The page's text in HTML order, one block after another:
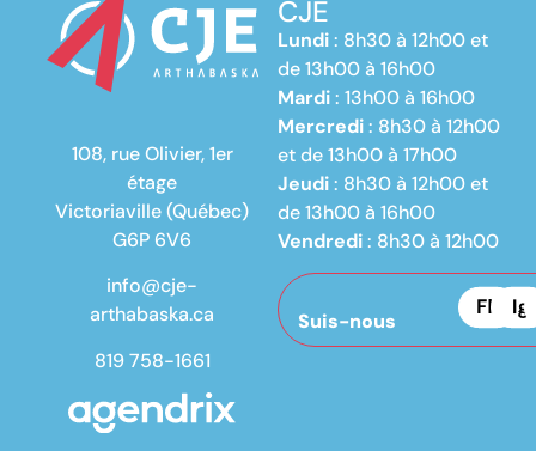
108, rue Olivier, 1er
étage
Victoriaville (Québec)
G6P 6V6
info@cje-
arthabaska.ca
819 758-1661
CJE
Lundi: 8h30 à 12h00 et
de 13h00 à 16h00
Mardi: 13h00 à 16h00
Mercredi: 8h30 à 12h00
et de 13h00 à 17h00
Jeudi: 8h30 à 12h00 et
de 13h00 à 16h00
Vendredi: 8h30 à 12h00
Suis-nous